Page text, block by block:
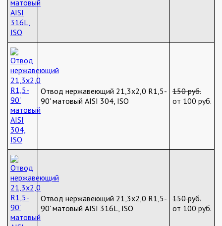
Отвод нержавеющий 21,3х2,0 R1,5-
90' матовый AISI 304, ISO
150 руб.
от 100 руб.
Отвод нержавеющий 21,3х2,0 R1,5-
90' матовый AISI 316L, ISO
150 руб.
от 100 руб.